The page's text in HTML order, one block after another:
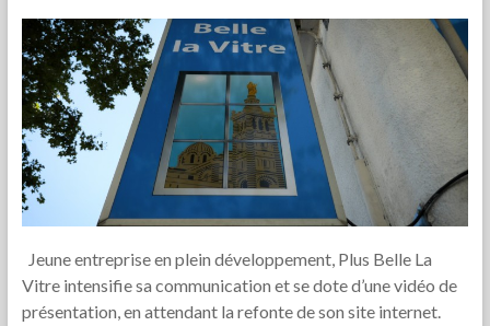
Jeune entreprise en plein développement, Plus Belle La
Vitre intensifie sa communication et se dote d’une vidéo de
présentation, en attendant la refonte de son site internet.